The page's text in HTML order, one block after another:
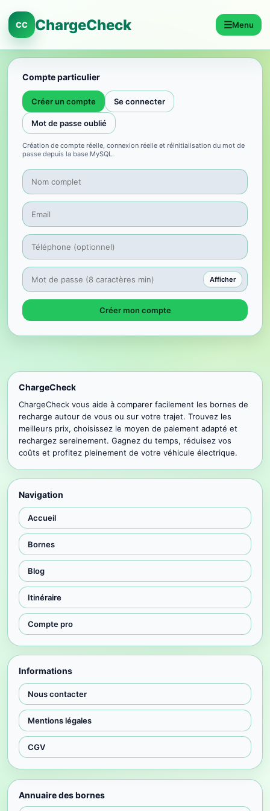
CC ChargeCheck ☰Menu
Compte particulier
Créer un compte Se connecter
Mot de passe oublié
Création de compte réelle, connexion réelle et réinitialisation du mot de
passe depuis la base MySQL.
Afficher
Créer mon compte
ChargeCheck
ChargeCheck vous aide à comparer facilement les bornes de
recharge autour de vous ou sur votre trajet. Trouvez les
meilleurs prix, choisissez le moyen de paiement adapté et
rechargez sereinement. Gagnez du temps, réduisez vos
coûts et profitez pleinement de votre véhicule électrique.
Navigation
Accueil
Bornes
Blog
Itinéraire
Compte pro
Informations
Nous contacter
Mentions légales
CGV
Annuaire des bornes